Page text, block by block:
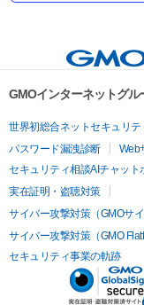
GMOインターネットグ
世界初総合ネットセキュリテ
パスワード漏洩診断
Web
セキュリティ相談AIチャット
実在証明・盗聴対策
サイバー攻撃対策（GMOサ
サイバー攻撃対策（GMO Flatt
セキュリティ事業の軌跡